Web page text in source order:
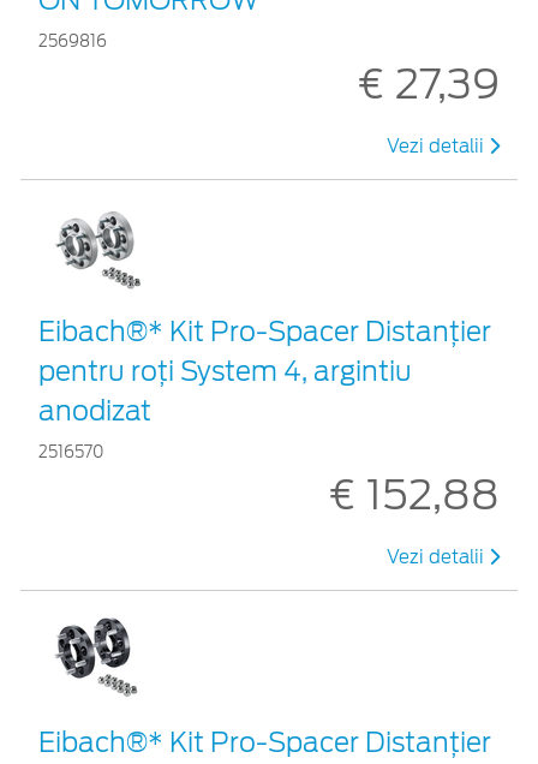
2569816
€ 27,39
Vezi detalii
Eibach®* Kit Pro-Spacer Distanțier
pentru roți System 4, argintiu
anodizat
2516570
€ 152,88
Vezi detalii
Eibach®* Kit Pro-Spacer Distanțier